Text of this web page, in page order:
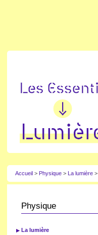
Accueil > Physique > La lumière >
Physique
La lumière